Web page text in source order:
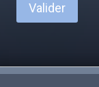
Valider